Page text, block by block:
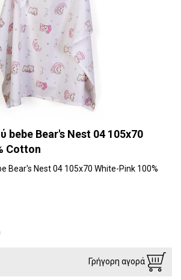
bebe Bear's Nest 04 105x70
Cotton
Bear's Nest 04 105x70 White-Pink 100%
Γρήγορη αγορά